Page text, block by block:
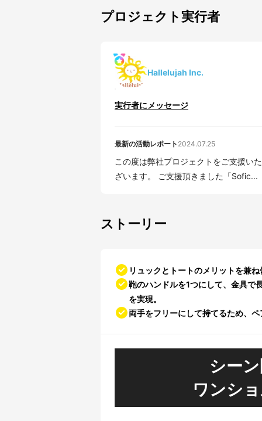
プロジェクト実行者
Hallelujah Inc.
実行者にメッセージ
最新の活動レポート 2024.07.25
この度は弊社プロジェクトをご支援い
ざいます。 ご支援頂きました「Sofic...
ストーリー
リュックとトートのメリットを兼
鞄のハンドルを1つにして、金具で
を実現。
両手をフリーにして持てるため、
シー
ワンシ